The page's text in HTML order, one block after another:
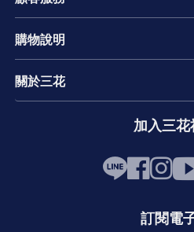
購物說明
關於三花
加入三
訂閱電